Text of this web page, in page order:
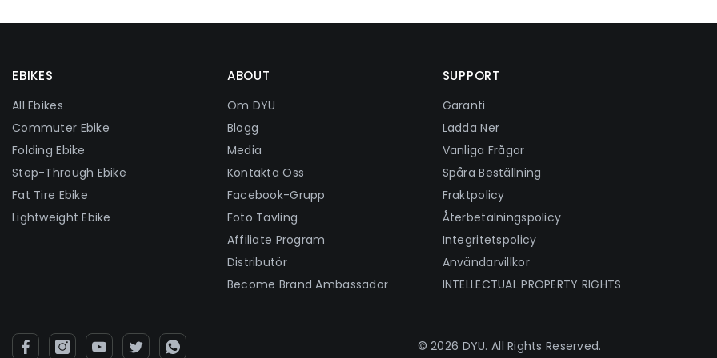
EBIKES
All Ebikes
Commuter Ebike
Folding Ebike
Step-Through Ebike
Fat Tire Ebike
Lightweight Ebike
ABOUT
Om DYU
Blogg
Media
Kontakta Oss
Facebook-Grupp
Foto Tävling
Affiliate Program
Distributör
Become Brand Ambassador
SUPPORT
Garanti
Ladda Ner
Vanliga Frågor
Spåra Beställning
Fraktpolicy
Återbetalningspolicy
Integritetspolicy
Användarvillkor
INTELLECTUAL PROPERTY RIGHTS
© 2026 DYU. All Rights Reserved.